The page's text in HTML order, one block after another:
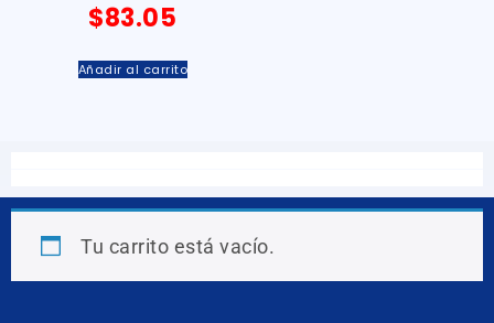
$83.05
Añadir al carrito
Tu carrito está vacío.